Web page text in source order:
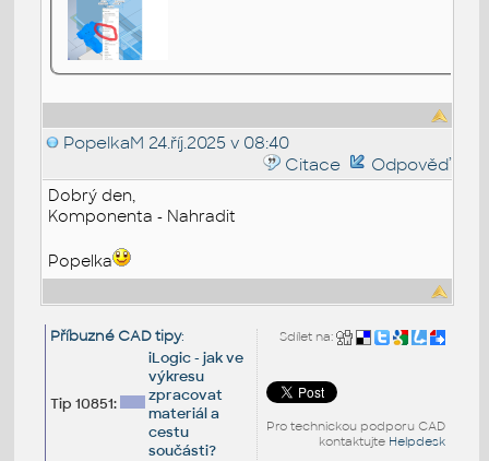
PopelkaM 24.říj.2025 v 08:40
Citace
Odpověď
Dobrý den,
Komponenta - Nahradit
Popelka
Sdílet na:
Pro technickou podporu CAD
kontaktujte Helpdesk
Příbuzné CAD tipy:
Tip 10851:
iLogic - jak ve
výkresu
zpracovat
materiál a
cestu
součásti?